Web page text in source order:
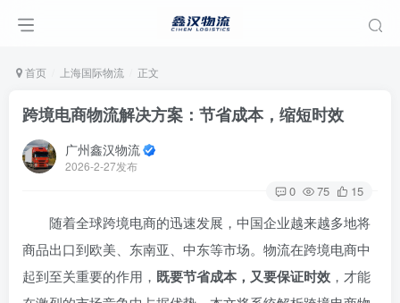
首页 上海国际物流 正文
跨境电商物流解决方案：节省成本，缩短时效
广州鑫汉物流
2026-2-27发布
0 75 15
随着全球跨境电商的迅速发展，中国企业越来越多地将
商品出口到欧美、东南亚、中东等市场。物流在跨境电商中
起到至关重要的作用， 既要节省成本，又要保证时效 ，才能